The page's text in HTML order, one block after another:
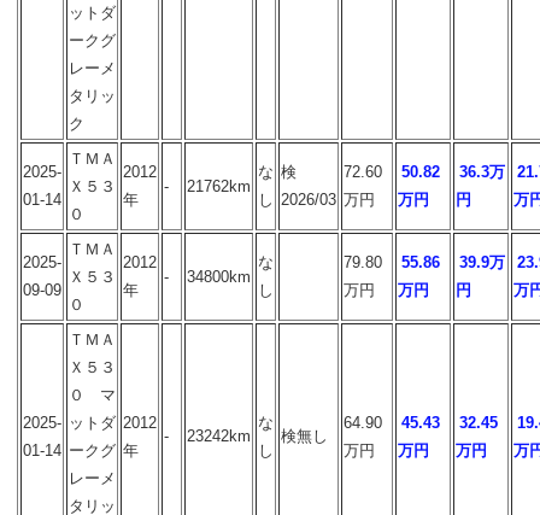
ットダ
ークグ
レーメ
タリッ
ク
2025-
01-14
ＴＭＡ
Ｘ５３
０
2012
年
- 21762km
な
し
検
2026/03
72.60
万円
50.82
万円
36.3万
円
万
2025-
09-09
ＴＭＡ
Ｘ５３
０
2012
年
- 34800km
な
し
79.80
万円
55.86
万円
39.9万
円
万
2025-
01-14
ＴＭＡ
Ｘ５３
０ マ
ットダ
ークグ
レーメ
タリッ
2012
年
- 23242km
な
し
検無し
64.90
万円
45.43
万円
32.45
万円
万